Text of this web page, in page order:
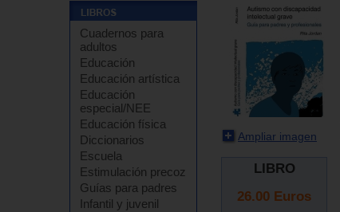
Cuadernos para
adultos
Educación
Educación artística
Educación
especial/NEE
Educación física
Diccionarios
Escuela
Estimulación precoz
Guías para padres
Infantil y juvenil
Ampliar imagen
LIBRO
26.00 Euros